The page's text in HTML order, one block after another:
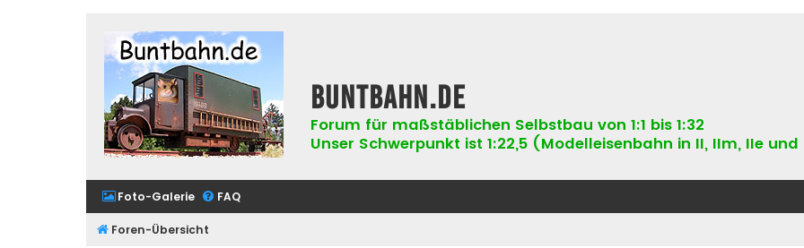
buntbahn.de
Forum für maßstäblichen Selbstbau von 1:1 bis 1:32
Unser Schwerpunkt ist 1:22,5 (Modelleisenbahn in II, IIm, IIe
Foto-Galerie FAQ
Foren-Übersicht